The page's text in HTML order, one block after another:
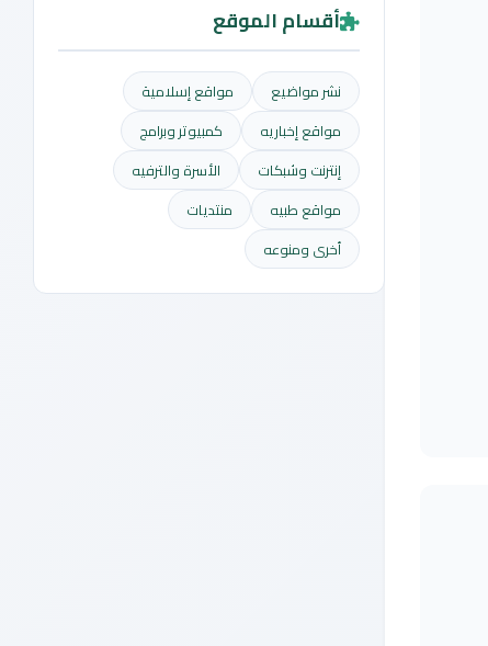
أقسام الموقع
نشر مواضيع
مواقع إسلامية
مواقع إخباريه
كمبيوتر وبرامج
إنترنت وشبكات
الأسرة والترفيه
مواقع طبيه
منتديات
أخرى ومنوعه